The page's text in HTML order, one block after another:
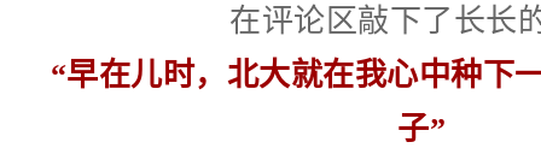
在评论区敲下了长长
“早在儿时，北大就在我心中种下
子”